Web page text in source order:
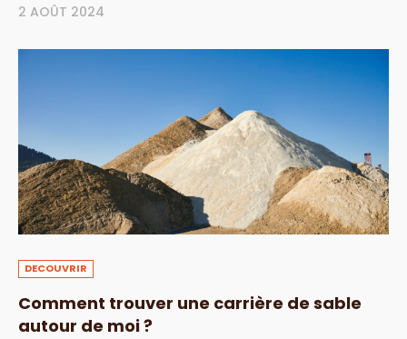
2 AOÛT 2024
DECOUVRIR
Comment trouver une carrière de sable
autour de moi ?